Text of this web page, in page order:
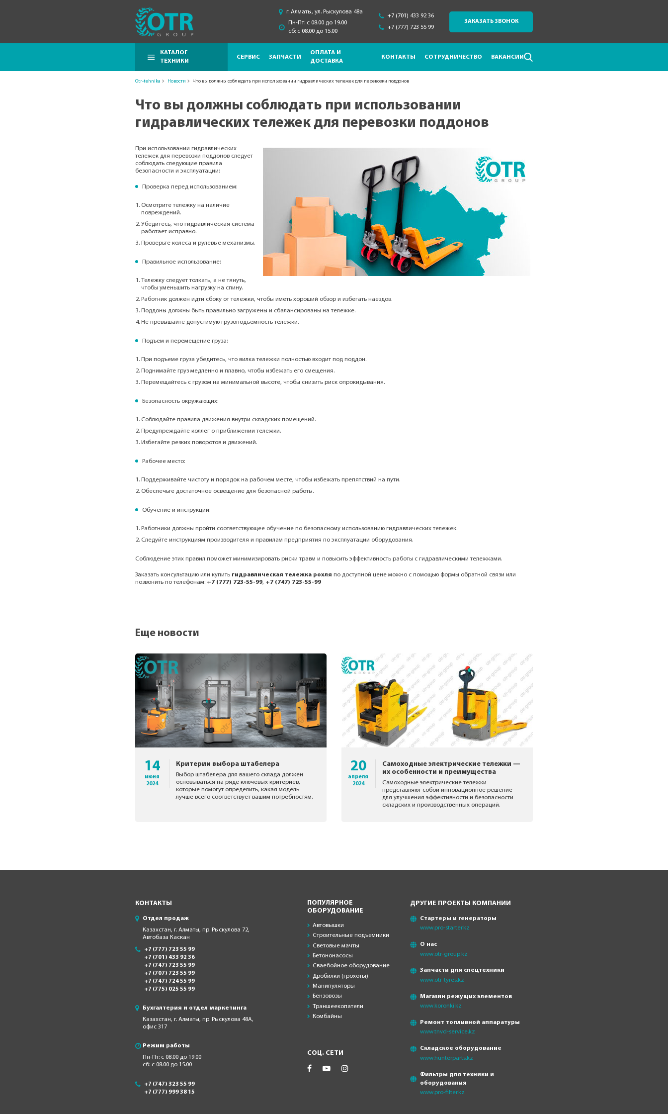
г. Алматы, ул. Рыскулова 48a
Пн-Пт: с 08.00 до 19.00
сб: с 08.00 до 15.00
+7 (701) 433 92 36
+7 (777) 723 55 99
ЗАКАЗАТЬ ЗВОНОК
КАТАЛОГ
ТЕХНИКИ
СЕРВИС ЗАПЧАСТИ
ОПЛАТА И
ДОСТАВКА
КОНТАКТЫ СОТРУДНИЧЕСТВО ВАКАНСИИ
Otr-tehnika Новости Что вы должны соблюдать при использовании гидравлических тележек для перевозки поддонов
Что вы должны соблюдать при использовании
гидравлических тележек для перевозки поддонов
При использовании гидравлических
тележек для перевозки поддонов следует
соблюдать следующие правила
безопасности и эксплуатации:
Проверка перед использованием:
Осмотрите тележку на наличие
повреждений.
Убедитесь, что гидравлическая система
работает исправно.
Проверьте колеса и рулевые механизмы.
Правильное использование:
Тележку следует толкать, а не тянуть,
чтобы уменьшить нагрузку на спину.
Работник должен идти сбоку от тележки, чтобы иметь хороший обзор и избегать наездов.
Поддоны должны быть правильно загружены и сбалансированы на тележке.
Не превышайте допустимую грузоподъемность тележки.
Подъем и перемещение груза:
При подъеме груза убедитесь, что вилка тележки полностью входит под поддон.
Поднимайте груз медленно и плавно, чтобы избежать его смещения.
Перемещайтесь с грузом на минимальной высоте, чтобы снизить риск опрокидывания.
Безопасность окружающих:
Соблюдайте правила движения внутри складских помещений.
Предупреждайте коллег о приближении тележки.
Избегайте резких поворотов и движений.
Рабочее место:
Поддерживайте чистоту и порядок на рабочем месте, чтобы избежать препятствий на пути.
Обеспечьте достаточное освещение для безопасной работы.
Обучение и инструкции:
Работники должны пройти соответствующее обучение по безопасному использованию гидравлических тележек.
Следуйте инструкциям производителя и правилам предприятия по эксплуатации оборудования.
Соблюдение этих правил поможет минимизировать риски травм и повысить эффективность работы с гидравлическими тележками.
Заказать консультацию или купить гидравлическая тележка рохля по доступной цене можно с помощью формы обратной связи или
позвонить по телефонам: +7 (777) 723-55-99, +7 (747) 723-55-99
Еще новости
14
июня
2024
Критерии выбора штабелера
Выбор штабелера для вашего склада должен
основываться на ряде ключевых критериев,
которые помогут определить, какая модель
лучше всего соответствует вашим потребностям.
20
апреля
2024
Самоходные электрические тележки —
их особенности и преимущества
Самоходные электрические тележки
представляют собой инновационное решение
для улучшения эффективности и безопасности
складских и производственных операций.
КОНТАКТЫ
Отдел продаж
Казахстан, г. Алматы, пр. Рыскулова 72,
Автобаза Каскан
+7 (777) 723 55 99
+7 (701) 433 92 36
+7 (747) 723 55 99
+7 (707) 723 55 99
+7 (747) 724 55 99
+7 (775) 025 55 99
Бухгалтерия и отдел маркетинга
Казахстан, г. Алматы, пр. Рыскулова 48А,
офис 317
Режим работы
Пн-Пт: с 08.00 до 19.00
сб: с 08.00 до 15.00
+7 (747) 323 55 99
+7 (777) 999 38 15
ПОПУЛЯРНОЕ
ОБОРУДОВАНИЕ
Автовышки
Строительные подъемники
Световые мачты
Бетононасосы
Сваебойное оборудование
Дробилки (грохоты)
Манипуляторы
Бензовозы
Траншеекопатели
Комбайны
СОЦ. СЕТИ
ДРУГИЕ ПРОЕКТЫ КОМПАНИИ
Стартеры и генераторы
www.pro-starter.kz
О нас
www.otr-group.kz
Запчасти для спецтехники
www.otr-tyres.kz
Магазин режущих элементов
www.koronki.kz
Ремонт топливной аппаратуры
www.tnvd-service.kz
Складское оборудование
www.hunterparts.kz
Фильтры для техники и
оборудования
www.pro-filter.kz